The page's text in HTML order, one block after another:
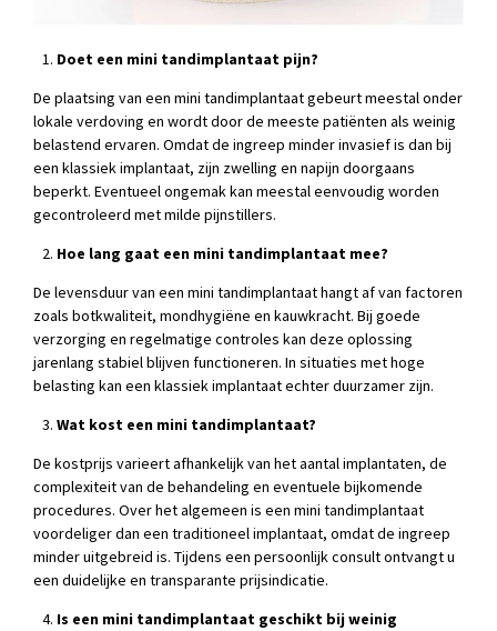
Doet een mini tandimplantaat pijn?
De plaatsing van een mini tandimplantaat gebeurt meestal onder
lokale verdoving en wordt door de meeste patiënten als weinig
belastend ervaren. Omdat de ingreep minder invasief is dan bij
een klassiek implantaat, zijn zwelling en napijn doorgaans
beperkt. Eventueel ongemak kan meestal eenvoudig worden
gecontroleerd met milde pijnstillers.
Hoe lang gaat een mini tandimplantaat mee?
De levensduur van een mini tandimplantaat hangt af van factoren
zoals botkwaliteit, mondhygiëne en kauwkracht. Bij goede
verzorging en regelmatige controles kan deze oplossing
jarenlang stabiel blijven functioneren. In situaties met hoge
belasting kan een klassiek implantaat echter duurzamer zijn.
Wat kost een mini tandimplantaat?
De kostprijs varieert afhankelijk van het aantal implantaten, de
complexiteit van de behandeling en eventuele bijkomende
procedures. Over het algemeen is een mini tandimplantaat
voordeliger dan een traditioneel implantaat, omdat de ingreep
minder uitgebreid is. Tijdens een persoonlijk consult ontvangt u
een duidelijke en transparante prijsindicatie.
Is een mini tandimplantaat geschikt bij weinig